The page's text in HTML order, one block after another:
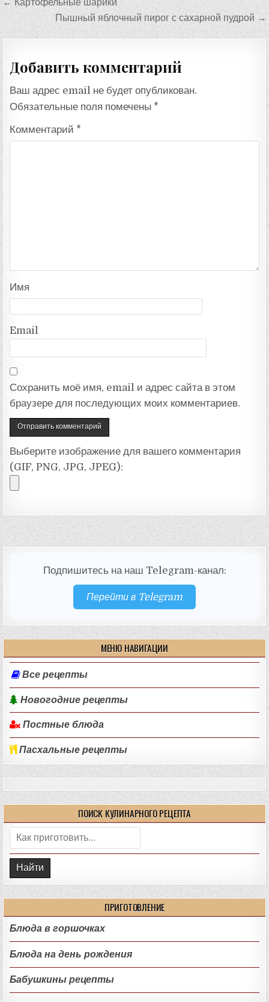
по
записям
Пышный яблочный пирог с сахарной пудрой →
Добавить комментарий
Ваш адрес email не будет опубликован.
Обязательные поля помечены *
Комментарий *
Имя
Email
Сохранить моё имя, email и адрес сайта в этом
браузере для последующих моих комментариев.
Выберите изображение для вашего комментария
(GIF, PNG, JPG, JPEG):
Подпишитесь на наш Telegram-канал:
Перейти в Telegram
МЕНЮ НАВИГАЦИИ
Все рецепты
Новогодние рецепты
Постные блюда
Пасхальные рецепты
ПОИСК КУЛИНАРНОГО РЕЦЕПТА
Поиск:
ПРИГОТОВЛЕНИЕ
Блюда в горшочках
Блюда на день рождения
Бабушкины рецепты